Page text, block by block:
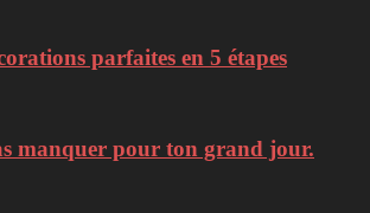
parfaites en 5 étapes
manquer pour ton grand jour.